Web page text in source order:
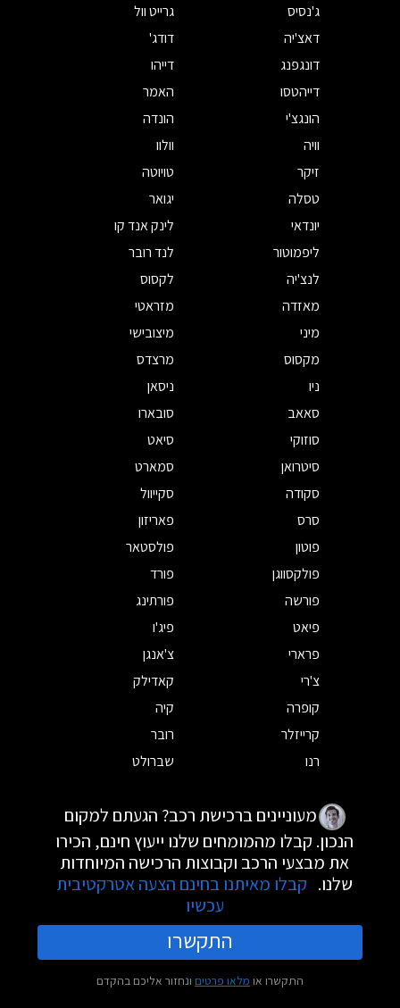
ג'נסיס
גרייט וול
דאצ'יה
דודג'
דונגפנג
דייהו
דייהטסו
האמר
הונגצ'י
הונדה
וויה
וולוו
זיקר
טויוטה
טסלה
יגואר
יונדאי
לינק אנד קו
ליפמוטור
לנד רובר
לנצ'יה
לקסוס
מאזדה
מזראטי
מיני
מיצובישי
מקסוס
מרצדס
ניו
ניסאן
סאאב
סובארו
סוזוקי
סיאט
סיטרואן
סמארט
סקודה
סקייוול
סרס
פאריזון
פוטון
פולסטאר
פולקסווגן
פורד
פורשה
פורתינג
פיאט
פיג'ו
פרארי
צ'אנגן
צ'רי
קאדילק
קופרה
קיה
קרייזלר
רובר
רנו
שברולט
מעוניינים ברכישת רכב? הגעתם למקום
הנכון. קבלו מהמומחים שלנו ייעוץ חינם, הכירו
את מבצעי הרכב וקבוצות הרכישה המיוחדות
שלנו. קבלו מאיתנו בחינם הצעה אטרקטיבית
עכשיו
התקשרו
התקשרו או מלאו פרטים ונחזור אליכם בהקדם